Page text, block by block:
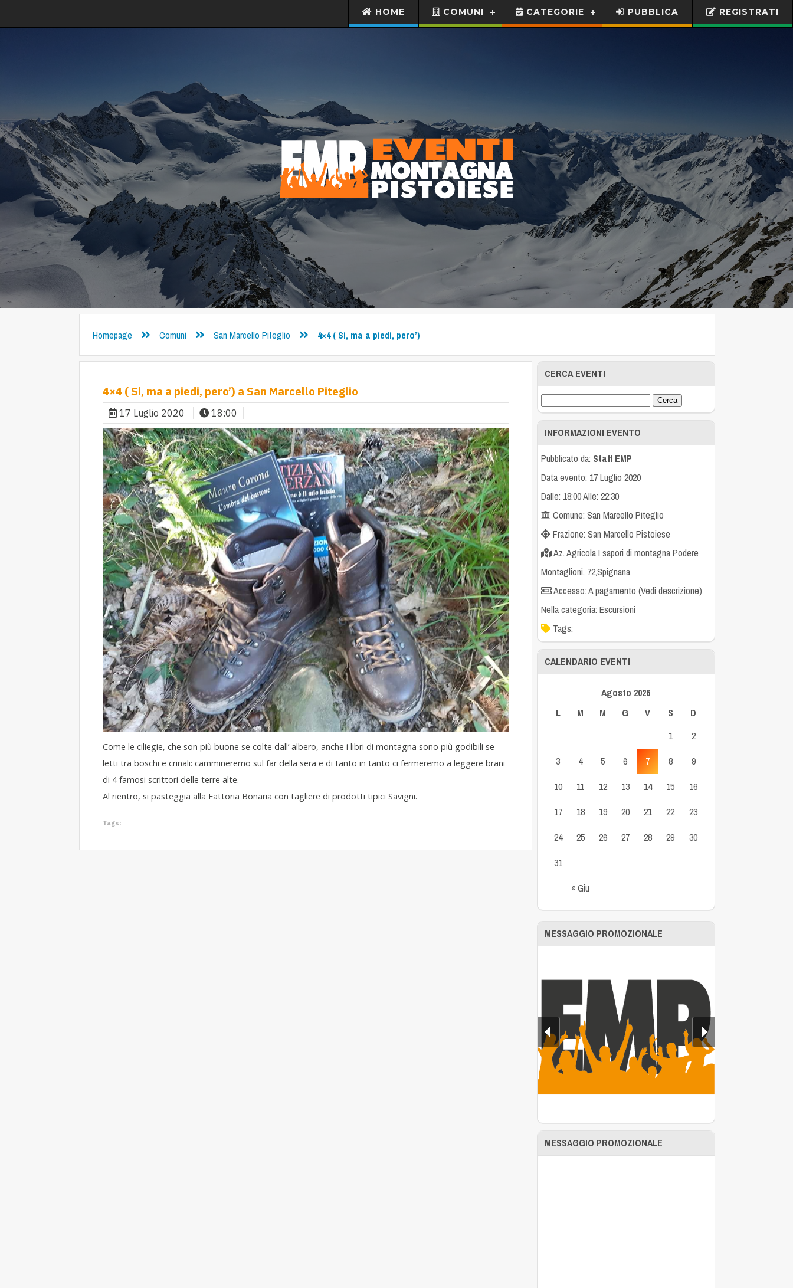
HOME COMUNI CATEGORIE PUBBLICA REGISTRATI
Homepage Comuni San Marcello Piteglio 4×4 ( Si, ma a piedi, pero’)
4×4 ( Si, ma a piedi, pero’) a San Marcello Piteglio
17 Luglio 2020 18:00
Come le ciliegie, che son più buone se colte dall’ albero, anche i libri di montagna sono più godibili se
letti tra boschi e crinali: cammineremo sul far della sera e di tanto in tanto ci fermeremo a leggere brani
di 4 famosi scrittori delle terre alte.
Al rientro, si pasteggia alla Fattoria Bonaria con tagliere di prodotti tipici Savigni.
Tags:
CERCA EVENTI
INFORMAZIONI EVENTO
Pubblicato da: Staff EMP
Data evento: 17 Luglio 2020
Dalle: 18:00 Alle: 22:30
Comune: San Marcello Piteglio
Frazione: San Marcello Pistoiese
Az. Agricola I sapori di montagna Podere
Montaglioni, 72,Spignana
Accesso: A pagamento (Vedi descrizione)
Nella categoria:Escursioni
Tags:
CALENDARIO EVENTI
Agosto 2026
L
M M G V S D
« Giu
1
2
3
4 5 6 7 8
9
10
11 12 13 14 15
16
17
18 19 20 21 22
23
24
25 26 27 28 29
30
31
MESSAGGIO PROMOZIONALE
MESSAGGIO PROMOZIONALE